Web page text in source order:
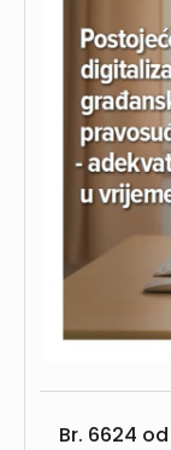
Br. 6624 od